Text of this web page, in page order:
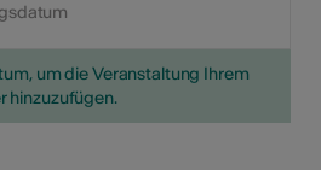
um die Veranstaltung Ihrem
hinzuzufügen.